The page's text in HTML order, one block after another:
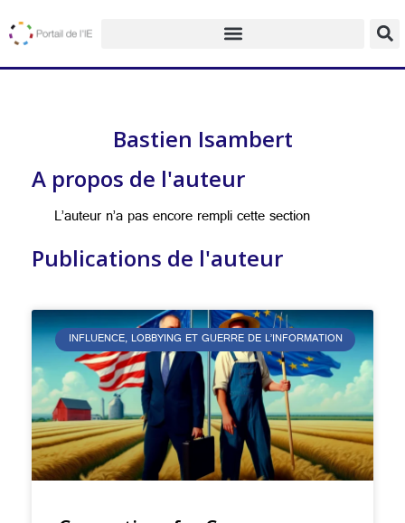
Bastien Isambert
A propos de l'auteur
L’auteur n’a pas encore rempli cette section
Publications de l'auteur
INFLUENCE, LOBBYING ET GUERRE DE L’INFORMATION